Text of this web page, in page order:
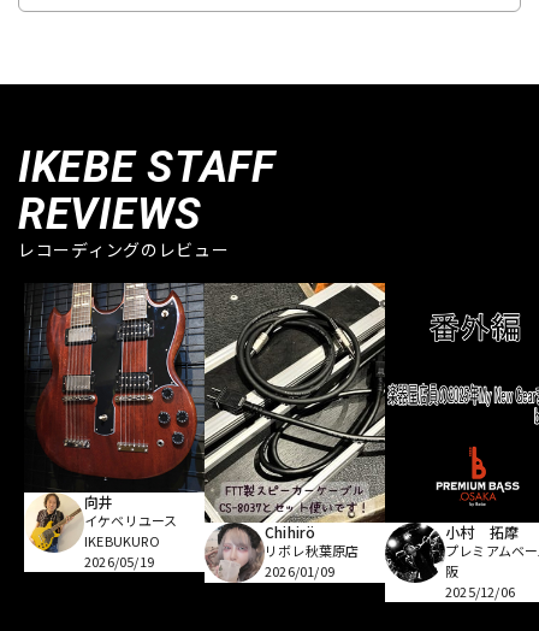
IKEBE STAFF
REVIEWS
レコーディングのレビュー
向井
イケベリユース
IKEBUKURO
2026/05/19
Chihirö
リボレ秋葉原店
2026/01/09
小村 拓摩
プレミアムベ
阪
2025/12/06